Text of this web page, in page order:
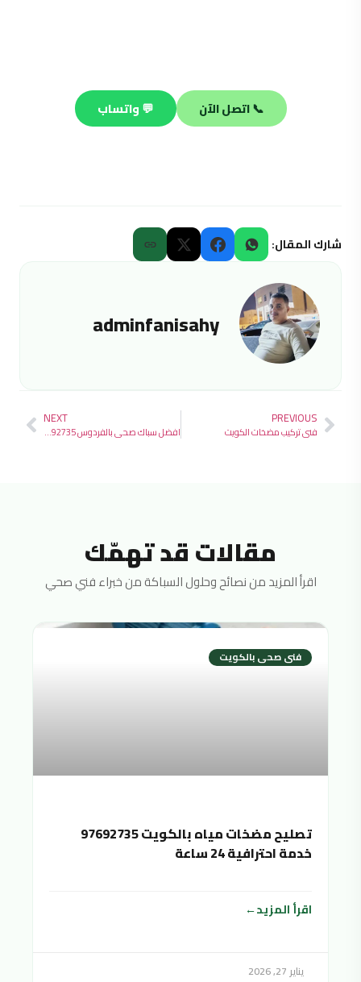
📞 اتصل الآن 💬 واتساب
شارك المقال:
adminfanisahy
PREVIOUS
فني تركيب مضخات الكويت
NEXT
افضل سباك صحي بالفردوس 97692735
مقالات قد تهمّك
اقرأ المزيد من نصائح وحلول السباكة من خبراء فني صحي
فنى صحى بالكويت
تصليح مضخات مياه بالكويت 97692735
خدمة احترافية 24 ساعة
اقرأ المزيد
يناير 27, 2026